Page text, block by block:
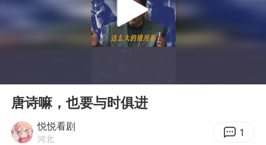
我国编制完成新版全月地质图
看守所辅警收受10万获刑1年
Play
唐诗嘛，也要与时俱进
悦悦看剧
河北 1